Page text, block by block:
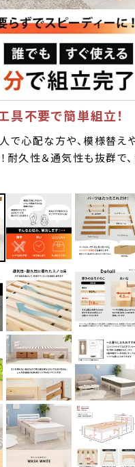
具不要で簡単組立！
で心配な方や、模様替え
耐久性＆通気性も抜群で